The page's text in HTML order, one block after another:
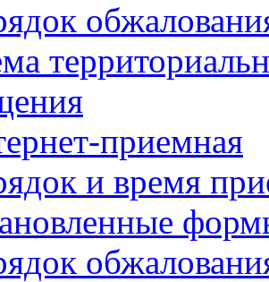
приемная
и время